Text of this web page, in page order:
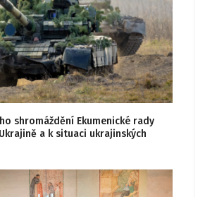
shromáždění Ekumenické rady
a k situaci ukrajinských